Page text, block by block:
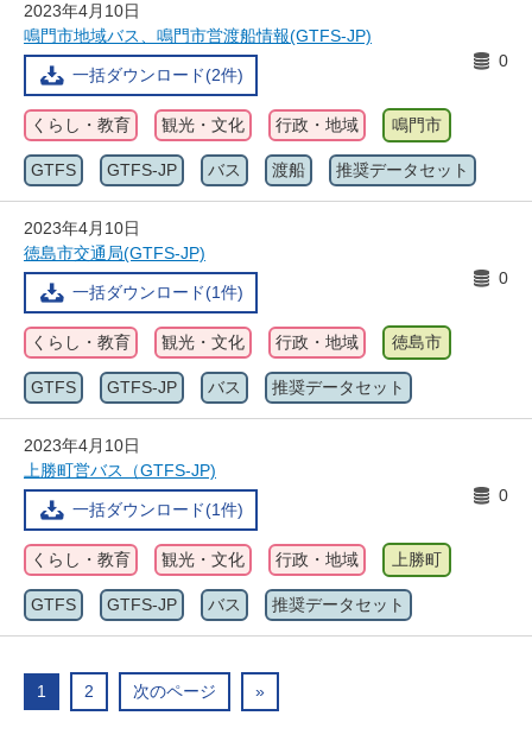
2023年4月10日
鳴門市地域バス、鳴門市営渡船情報(GTFS-JP)
一括ダウンロード(2件)
0
くらし・教育 観光・文化 行政・地域 鳴門市
GTFS GTFS-JP バス 渡船 推奨データセット
2023年4月10日
徳島市交通局(GTFS-JP)
一括ダウンロード(1件)
0
くらし・教育 観光・文化 行政・地域 徳島市
GTFS GTFS-JP バス 推奨データセット
2023年4月10日
上勝町営バス（GTFS-JP)
一括ダウンロード(1件)
0
くらし・教育 観光・文化 行政・地域 上勝町
GTFS GTFS-JP バス 推奨データセット
1 2 次のページ »